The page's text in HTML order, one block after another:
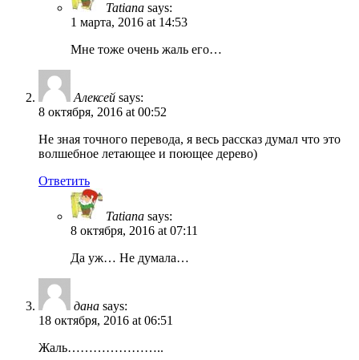
Tatiana says:
1 марта, 2016 at 14:53
Мне тоже очень жаль его…
Алексей says:
8 октября, 2016 at 00:52
Не зная точного перевода, я весь рассказ думал что это
волшебное летающее и поющее дерево)
Ответить
Tatiana says:
8 октября, 2016 at 07:11
Да уж… Не думала…
дана says:
18 октября, 2016 at 06:51
Жаль…………………..